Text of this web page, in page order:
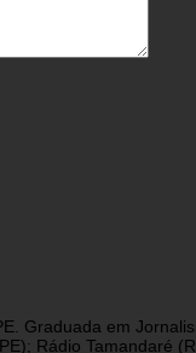
Graduada em
Rádio Tamandaré